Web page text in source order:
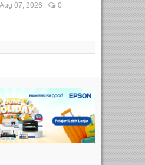
Aug 07, 2026 0